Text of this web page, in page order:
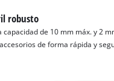
robusto
capacidad de 10 mm máx. y 2
de forma rápida y